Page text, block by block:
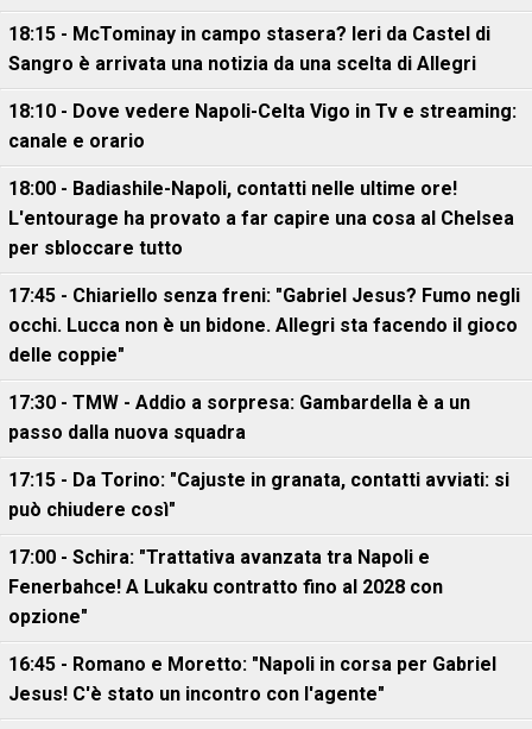
18:15 - McTominay in campo stasera? Ieri da Castel di
Sangro è arrivata una notizia da una scelta di Allegri
18:10 - Dove vedere Napoli-Celta Vigo in Tv e streaming:
canale e orario
18:00 - Badiashile-Napoli, contatti nelle ultime ore!
L'entourage ha provato a far capire una cosa al Chelsea
per sbloccare tutto
17:45 - Chiariello senza freni: "Gabriel Jesus? Fumo negli
occhi. Lucca non è un bidone. Allegri sta facendo il gioco
delle coppie"
17:30 - TMW - Addio a sorpresa: Gambardella è a un
passo dalla nuova squadra
17:15 - Da Torino: "Cajuste in granata, contatti avviati: si
può chiudere così"
17:00 - Schira: "Trattativa avanzata tra Napoli e
Fenerbahce! A Lukaku contratto fino al 2028 con
opzione"
16:45 - Romano e Moretto: "Napoli in corsa per Gabriel
Jesus! C'è stato un incontro con l'agente"